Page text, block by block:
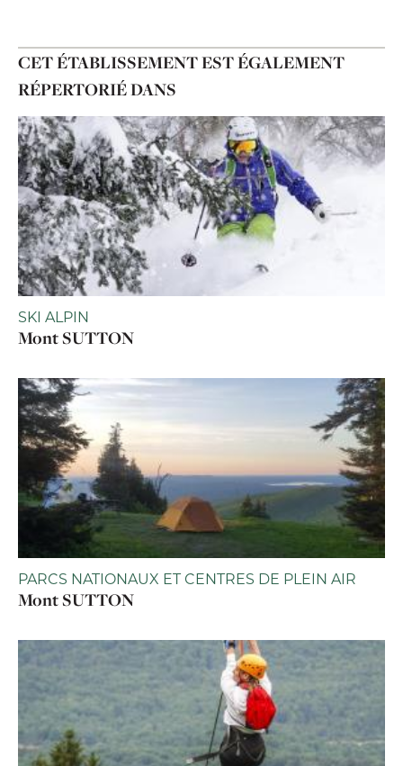
CET ÉTABLISSEMENT EST ÉGALEMENT
RÉPERTORIÉ DANS
SKI ALPIN
Mont SUTTON
PARCS NATIONAUX ET CENTRES DE PLEIN AIR
Mont SUTTON